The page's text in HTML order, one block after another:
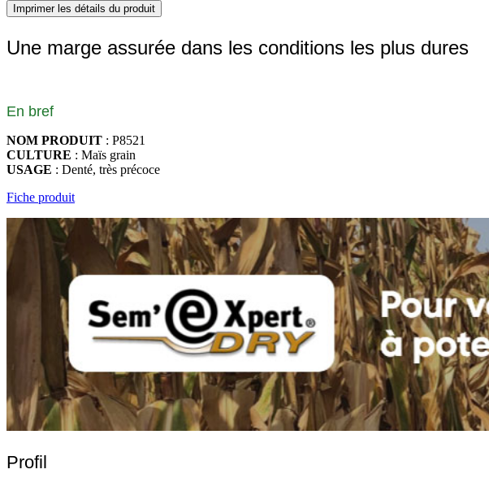
Imprimer les détails du produit
Une marge assurée dans les conditions les plus dures
En bref
NOM PRODUIT : P8521
CULTURE : Maïs grain
USAGE : Denté, très précoce
Fiche produit
Profil